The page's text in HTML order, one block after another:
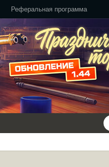
Реферальная программа